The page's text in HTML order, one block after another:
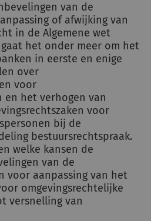
van de
of afwijking van
in de Algemene wet
het onder meer om het
in eerste en enige
over
voor
het verhogen van
voor
bij de
bestuursrechtspraak.
welke kansen de
van de
voor aanpassing van het
omgevingsrechtelijke
versnelling van